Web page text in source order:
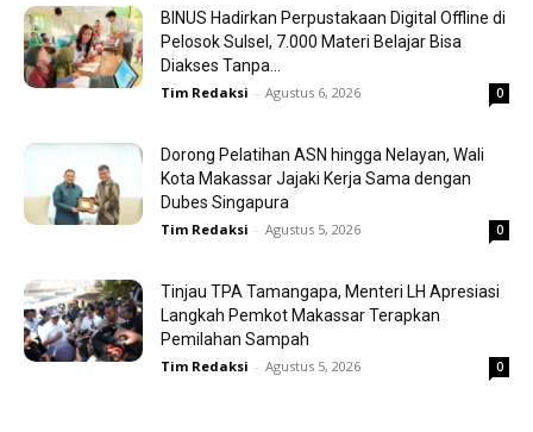
BINUS Hadirkan Perpustakaan Digital Offline di
Pelosok Sulsel, 7.000 Materi Belajar Bisa
Diakses Tanpa...
Tim Redaksi - Agustus 6, 2026 0
Dorong Pelatihan ASN hingga Nelayan, Wali
Kota Makassar Jajaki Kerja Sama dengan
Dubes Singapura
Tim Redaksi - Agustus 5, 2026 0
Tinjau TPA Tamangapa, Menteri LH Apresiasi
Langkah Pemkot Makassar Terapkan
Pemilahan Sampah
Tim Redaksi - Agustus 5, 2026 0